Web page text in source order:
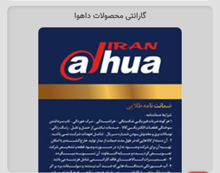
گارانتی محصولات داهوا